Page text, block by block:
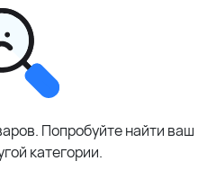
Попробуйте найти ваш
категории.